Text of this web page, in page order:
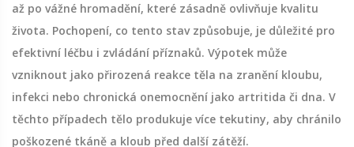
až po vážné hromadění, které zásadně ovlivňuje kvalitu
života. Pochopení, co tento stav způsobuje, je důležité pro
efektivní léčbu i zvládání příznaků. Výpotek může
vzniknout jako přirozená reakce těla na zranění kloubu,
infekci nebo chronická onemocnění jako artritida či dna. V
těchto případech tělo produkuje více tekutiny, aby chránilo
poškozené tkáně a kloub před další zátěží.